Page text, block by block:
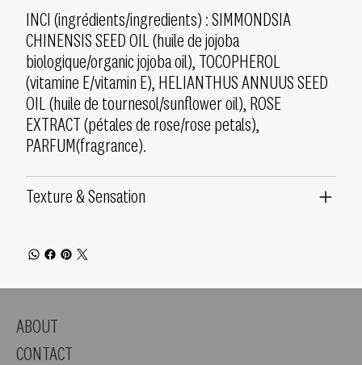
INCI (ingrédients/ingredients) : SIMMONDSIA
CHINENSIS SEED OIL (huile de jojoba
biologique/organic jojoba oil), TOCOPHEROL
(vitamine E/vitamin E), HELIANTHUS ANNUUS SEED
OIL (huile de tournesol/sunflower oil), ROSE
EXTRACT (pétales de rose/rose petals),
PARFUM(fragrance).
Texture & Sensation
ABOUT
CONTACT